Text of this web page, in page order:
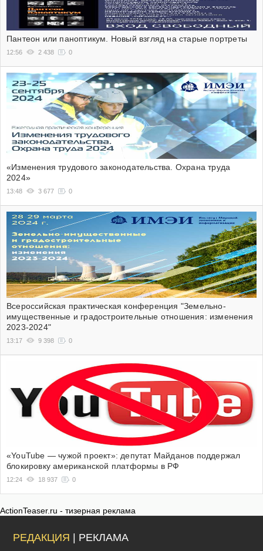
Пантеон или паноптикум. Новый взгляд на старые портреты
12:56 2 438 0
«Изменения трудового законодательства. Охрана труда
2024»
13:48 3 677 0
Всероссийская практическая конференция "Земельно-
имущественные и градостроительные отношения: изменения
2023-2024"
13:17 9 398 0
«YouTube — чужой проект»: депутат Майданов поддержал
блокировку американской платформы в РФ
12:24 18 937 0
ActionTeaser.ru - тизерная реклама
РЕДАКЦИЯ | РЕКЛАМА